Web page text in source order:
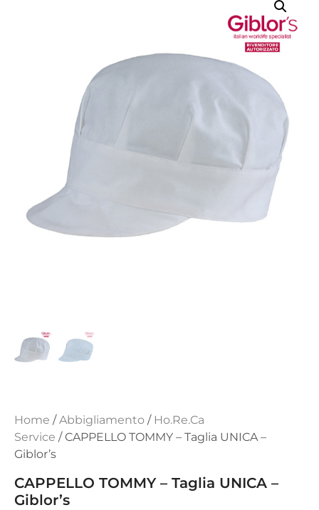
Home /Abbigliamento / Ho.Re.Ca
Service / CAPPELLO TOMMY – Taglia UNICA –
Giblor’s
CAPPELLO TOMMY – Taglia UNICA –
Giblor’s